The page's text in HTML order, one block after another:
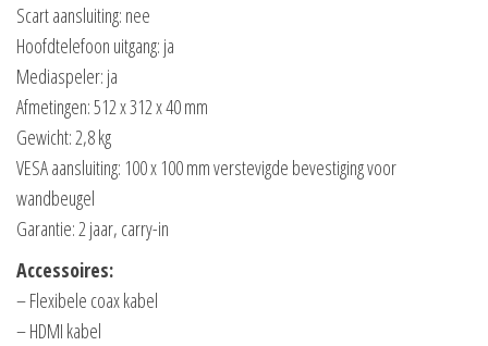
Scart aansluiting: nee
Hoofdtelefoon uitgang: ja
Mediaspeler: ja
Afmetingen: 512 x 312 x 40 mm
Gewicht: 2,8 kg
VESA aansluiting: 100 x 100 mm verstevigde bevestiging voor
wandbeugel
Garantie: 2 jaar, carry-in
Accessoires:
– Flexibele coax kabel
– HDMI kabel